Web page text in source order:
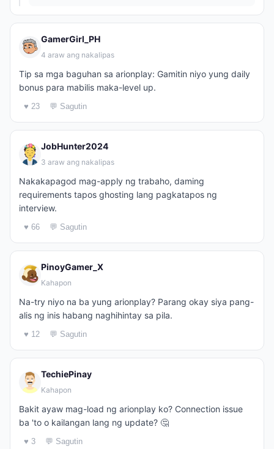
GamerGirl_PH
4 araw ang nakalipas
Tip sa mga baguhan sa arionplay: Gamitin niyo yung daily
bonus para mabilis maka-level up.
♥ 23 💬 Sagutin
JobHunter2024
3 araw ang nakalipas
Nakakapagod mag-apply ng trabaho, daming
requirements tapos ghosting lang pagkatapos ng
interview.
♥ 66 💬 Sagutin
PinoyGamer_X
Kahapon
Na-try niyo na ba yung arionplay? Parang okay siya pang-
alis ng inis habang naghihintay sa pila.
♥ 12 💬 Sagutin
TechiePinay
Kahapon
Bakit ayaw mag-load ng arionplay ko? Connection issue
ba 'to o kailangan lang ng update? 🤔
♥ 3 💬 Sagutin